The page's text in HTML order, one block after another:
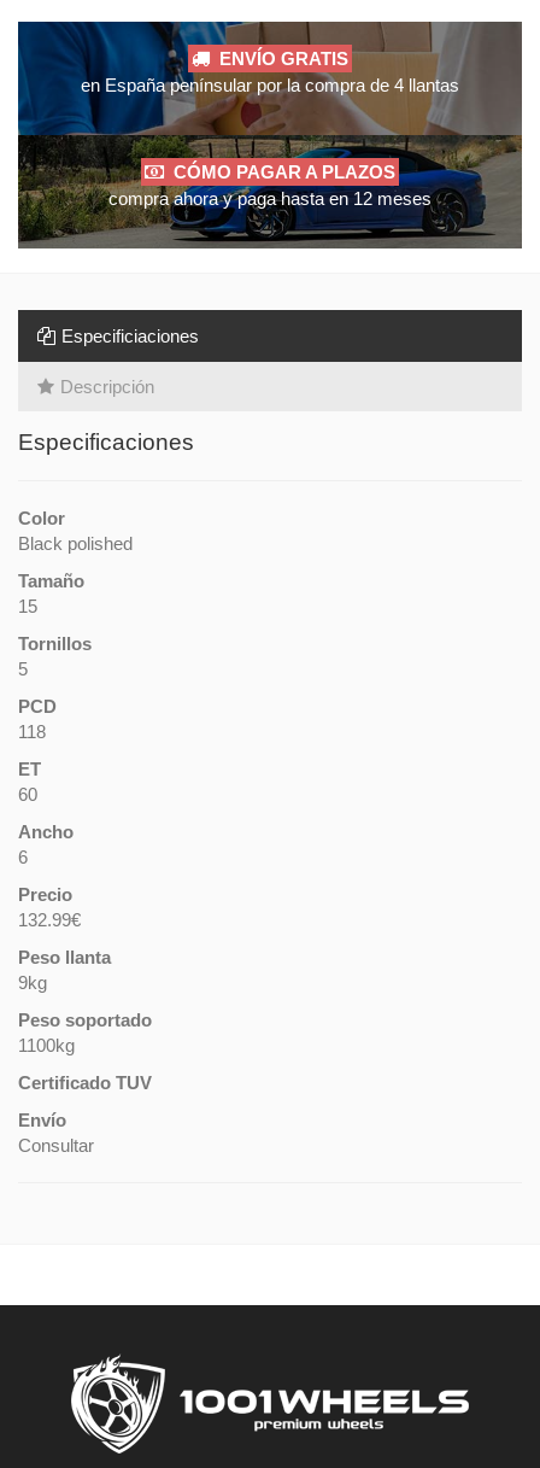
ENVÍO GRATIS
en España penínsular por la compra de 4 llantas
CÓMO PAGAR A PLAZOS
compra ahora y paga hasta en 12 meses
Especificiaciones
Descripción
Especificaciones
Color
Black polished
Tamaño
15
Tornillos
5
PCD
118
ET
60
Ancho
6
Precio
132.99€
Peso llanta
9kg
Peso soportado
1100kg
Certificado TUV
Envío
Consultar